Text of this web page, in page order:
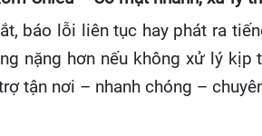
báo lỗi liên tục hay phát ra
nặng hơn nếu không xử lý
tận nơi – nhanh chóng –